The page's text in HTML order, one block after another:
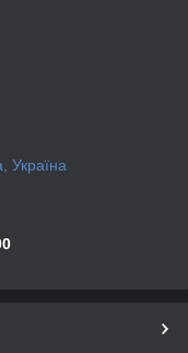
Україна